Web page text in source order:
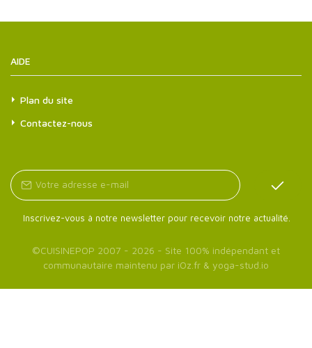
AIDE
Plan du site
Contactez-nous
Inscrivez-vous à notre newsletter pour recevoir notre actualité.
©CUISINEPOP 2007 - 2026 - Site 100% indépendant et
communautaire maintenu par iOz.fr & yoga-stud.io